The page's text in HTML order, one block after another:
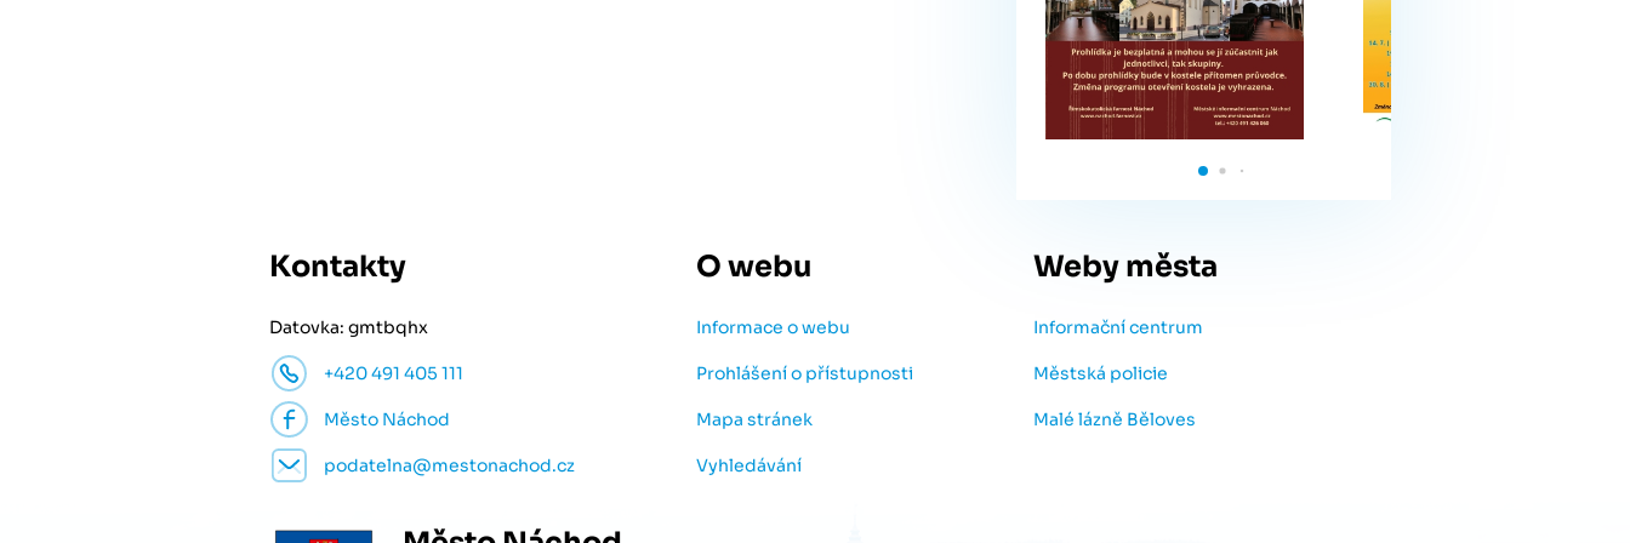
Kontakty
Datovka: gmtbqhx
+420 491 405 111
Město Náchod
podatelna@mestonachod.cz
O webu
Informace o webu
Prohlášení o přístupnosti
Mapa stránek
Vyhledávání
Weby města
Informační centrum
Městská policie
Malé lázně Běloves